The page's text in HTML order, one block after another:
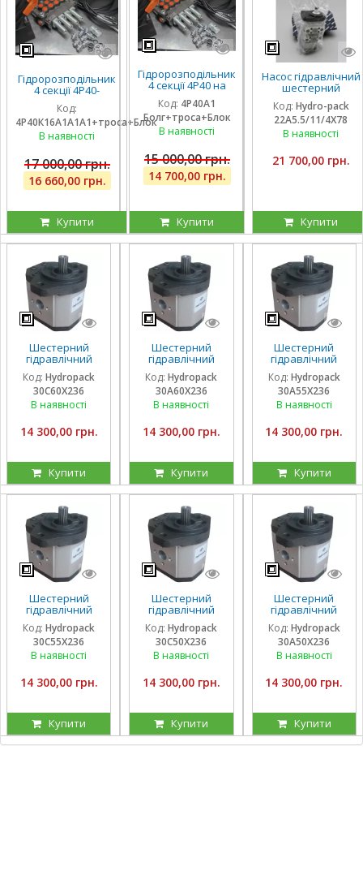
Гідророзподільник
4 секції 4Р40-
К16А1А1А1 з однією
плаваючою
секцією, троса та
блок важелів
Код:
4Р40К16А1А1А1+троса+Блок
В наявності
17 000,00 грн.
16 660,00 грн.
Купити
Гідророзподільник
4 секції 4Р40 на
навантажувач
(без плаваючих
секцій), троса та
блок важелів,
Код: 4Р40А1
Болг+троса+Блок
В наявності
15 000,00 грн.
14 700,00 грн.
Купити
Насос гідравлічний
шестерний
тандемний Hydro-
pack
22A5.5/11/4X780DSS
для CLAAS
Код: Hydro-pack
22A5.5/11/4X78
В наявності
21 700,00 грн.
Купити
Шестерний
гідравлічний
насос Hydropack
30C60X236 (60
см3) правого
обертання
Код: Hydropack
30C60X236
В наявності
14 300,00 грн.
Купити
Шестерний
гідравлічний
насос Hydropack
30A60X236 (60
см3) лівого
обертання
Код: Hydropack
30A60X236
В наявності
14 300,00 грн.
Купити
Шестерний
гідравлічний
насос Hydropack
30A55X236 (55
см3) лівого
обертання
Код: Hydropack
30A55X236
В наявності
14 300,00 грн.
Купити
Шестерний
гідравлічний
насос Hydropack
30C55X236 (55
см3) правого
обертання
Код: Hydropack
30C55X236
В наявності
14 300,00 грн.
Купити
Шестерний
гідравлічний
насос Hydropack
30C50X236 (50
см3) правого
обертання
Код: Hydropack
30C50X236
В наявності
14 300,00 грн.
Купити
Шестерний
гідравлічний
насос Hydropack
30A50X236 (50
см3) лівого
обертання
Код: Hydropack
30A50X236
В наявності
14 300,00 грн.
Купити